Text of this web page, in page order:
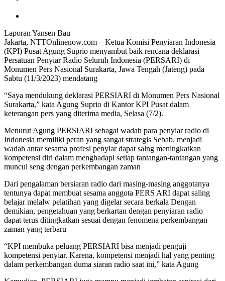
Laporan Yansen Bau
Jakarta, NTTOnlinenow.com – Ketua Komisi Penyiaran Indonesia
(KPI) Pusat Agung Suprio menyambut baik rencana deklarasi
Persatuan Penyiar Radio Seluruh Indonesia (PERSARI) di
Monumen Pers Nasional Surakarta, Jawa Tengah (Jateng) pada
Sabtu (11/3/2023) mendatang
“Saya mendukung deklarasi PERSIARI di Monumen Pers Nasional
Surakarta,” kata Agung Suprio di Kantor KPI Pusat dalam
keterangan pers yang diterima media, Selasa (7/2).
Menurut Agung PERSIARI sebagai wadah para penyiar radio di
Indonesia memiliki peran yang sangat strategis Sebab. menjadi
wadah antar sesama profesi penyiar dapat salng meningkatkan
kompetensi diri dalam menghadapi setiap tantangan-tantangan yang
muncul seng dengan perkembangan zaman
Dari pengalaman bersiaran radio dari masing-masing anggotanya
tentunya dapat membuat sesama anggota PERS ARI dapat saling
belajar melalw pelatihan yang digelar secara berkala Dengan
demikian, pengetahuan yang berkartan dengan penyiaran radio
dapat terus ditingkatkan sesuai dengan fenomena perkembangan
zaman yang terbaru
“KPI membuka peluang PERSIARI bisa menjadi penguji
kompetensi penyiar. Karena, kompetensi menjadi hal yang penting
dalam perkembangan duma siaran radio saat ini,” kata Agung